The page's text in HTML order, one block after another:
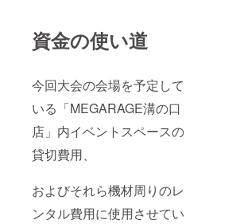
資金の使い道
今回大会の会場を予定して
いる「MEGARAGE溝の口
店」内イベントスペースの
貸切費用、
およびそれら機材周りのレ
ンタル費用に使用させてい